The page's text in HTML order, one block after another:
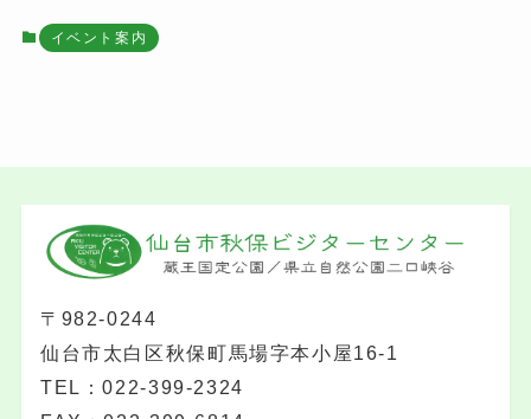
イベント案内
〒982-0244
仙台市太白区秋保町馬場字本小屋16-1
TEL：022-399-2324